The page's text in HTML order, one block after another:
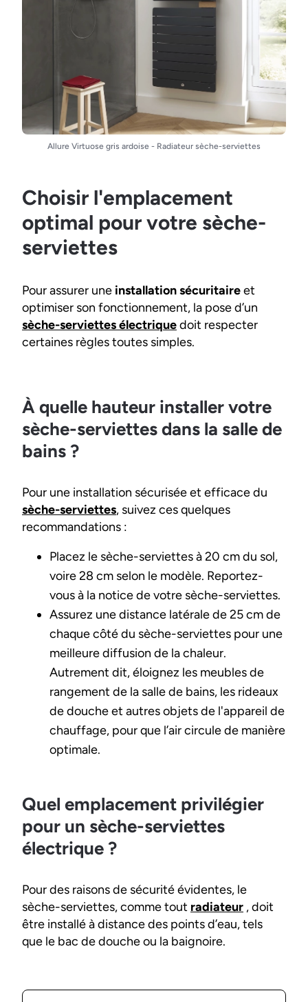
Allure Virtuose gris ardoise - Radiateur sèche-serviettes
Choisir l'emplacement
optimal pour votre sèche-
serviettes
Pour assurer une installation sécuritaireet
optimiser son fonctionnement, la pose d’un
sèche-serviettes électriquedoit respecter
certaines règles toutes simples.
À quelle hauteur installer votre
sèche-serviettes dans la salle de
bains ?
Pour une installation sécurisée et efficace du
sèche-serviettes, suivez ces quelques
recommandations :
Placez le sèche-serviettes à 20 cm du sol,
voire 28 cm selon le modèle. Reportez-
vous à la notice de votre sèche-serviettes.
Assurez une distance latérale de 25 cm de
chaque côté du sèche-serviettes pour une
meilleure diffusion de la chaleur.
Autrement dit, éloignez les meubles de
rangement de la salle de bains, les rideaux
de douche et autres objets de l'appareil de
chauffage, pour que l’air circule de manière
optimale.
Quel emplacement privilégier
pour un sèche-serviettes
électrique ?
Pour des raisons de sécurité évidentes, le
sèche-serviettes, comme tout radiateur , doit
être installé à distance des points d’eau, tels
que le bac de douche ou la baignoire.